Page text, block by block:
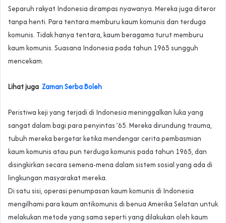
Separuh rakyat Indonesia dirampas nyawanya. Mereka juga diteror
tanpa henti. Para tentara memburu kaum komunis dan terduga
komunis. Tidak hanya tentara, kaum beragama turut memburu
kaum komunis. Suasana Indonesia pada tahun 1965 sungguh
mencekam.
Lihat juga Zaman Serba Boleh
Peristiwa keji yang terjadi di Indonesia meninggalkan luka yang
sangat dalam bagi para penyintas ’65. Mereka dirundung trauma,
tubuh mereka bergetar ketika mendengar cerita pembasmian
kaum komunis atau pun terduga komunis pada tahun 1965, dan
disingkirkan secara semena-mena dalam sistem sosial yang ada di
lingkungan masyarakat mereka.
Di satu sisi, operasi penumpasan kaum komunis di Indonesia
mengilhami para kaum antikomunis di benua Amerika Selatan untuk
melakukan metode yang sama seperti yang dilakukan oleh kaum